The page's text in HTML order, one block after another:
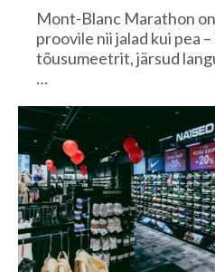
Mont-Blanc Marathon
proovile nii jalad kui pea
tõusumeetrit, järsud
…